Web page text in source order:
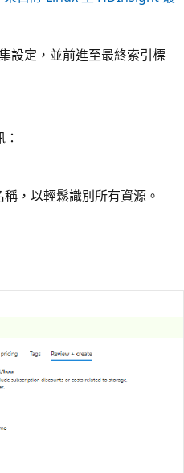
設定，並前進至最終索引標
，以輕鬆識別所有資源。